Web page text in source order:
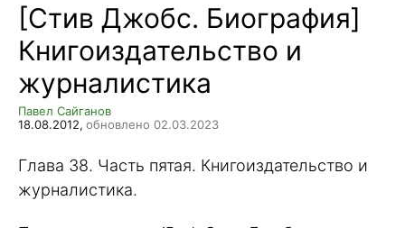
[Стив Джобс. Биография]
Книгоиздательство и
журналистика
Павел Сайганов
18.08.2012, обновлено 02.03.2023
Глава 38. Часть пятая. Книгоиздательство и
журналистика.